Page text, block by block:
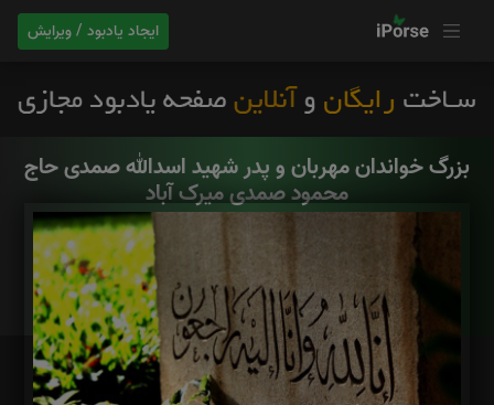
ایجاد یادبود / ویرایش
بزرگ خواندان مهربان و پدر شهید اسدالله صمدی حاج
محمود صمدی میرک آباد